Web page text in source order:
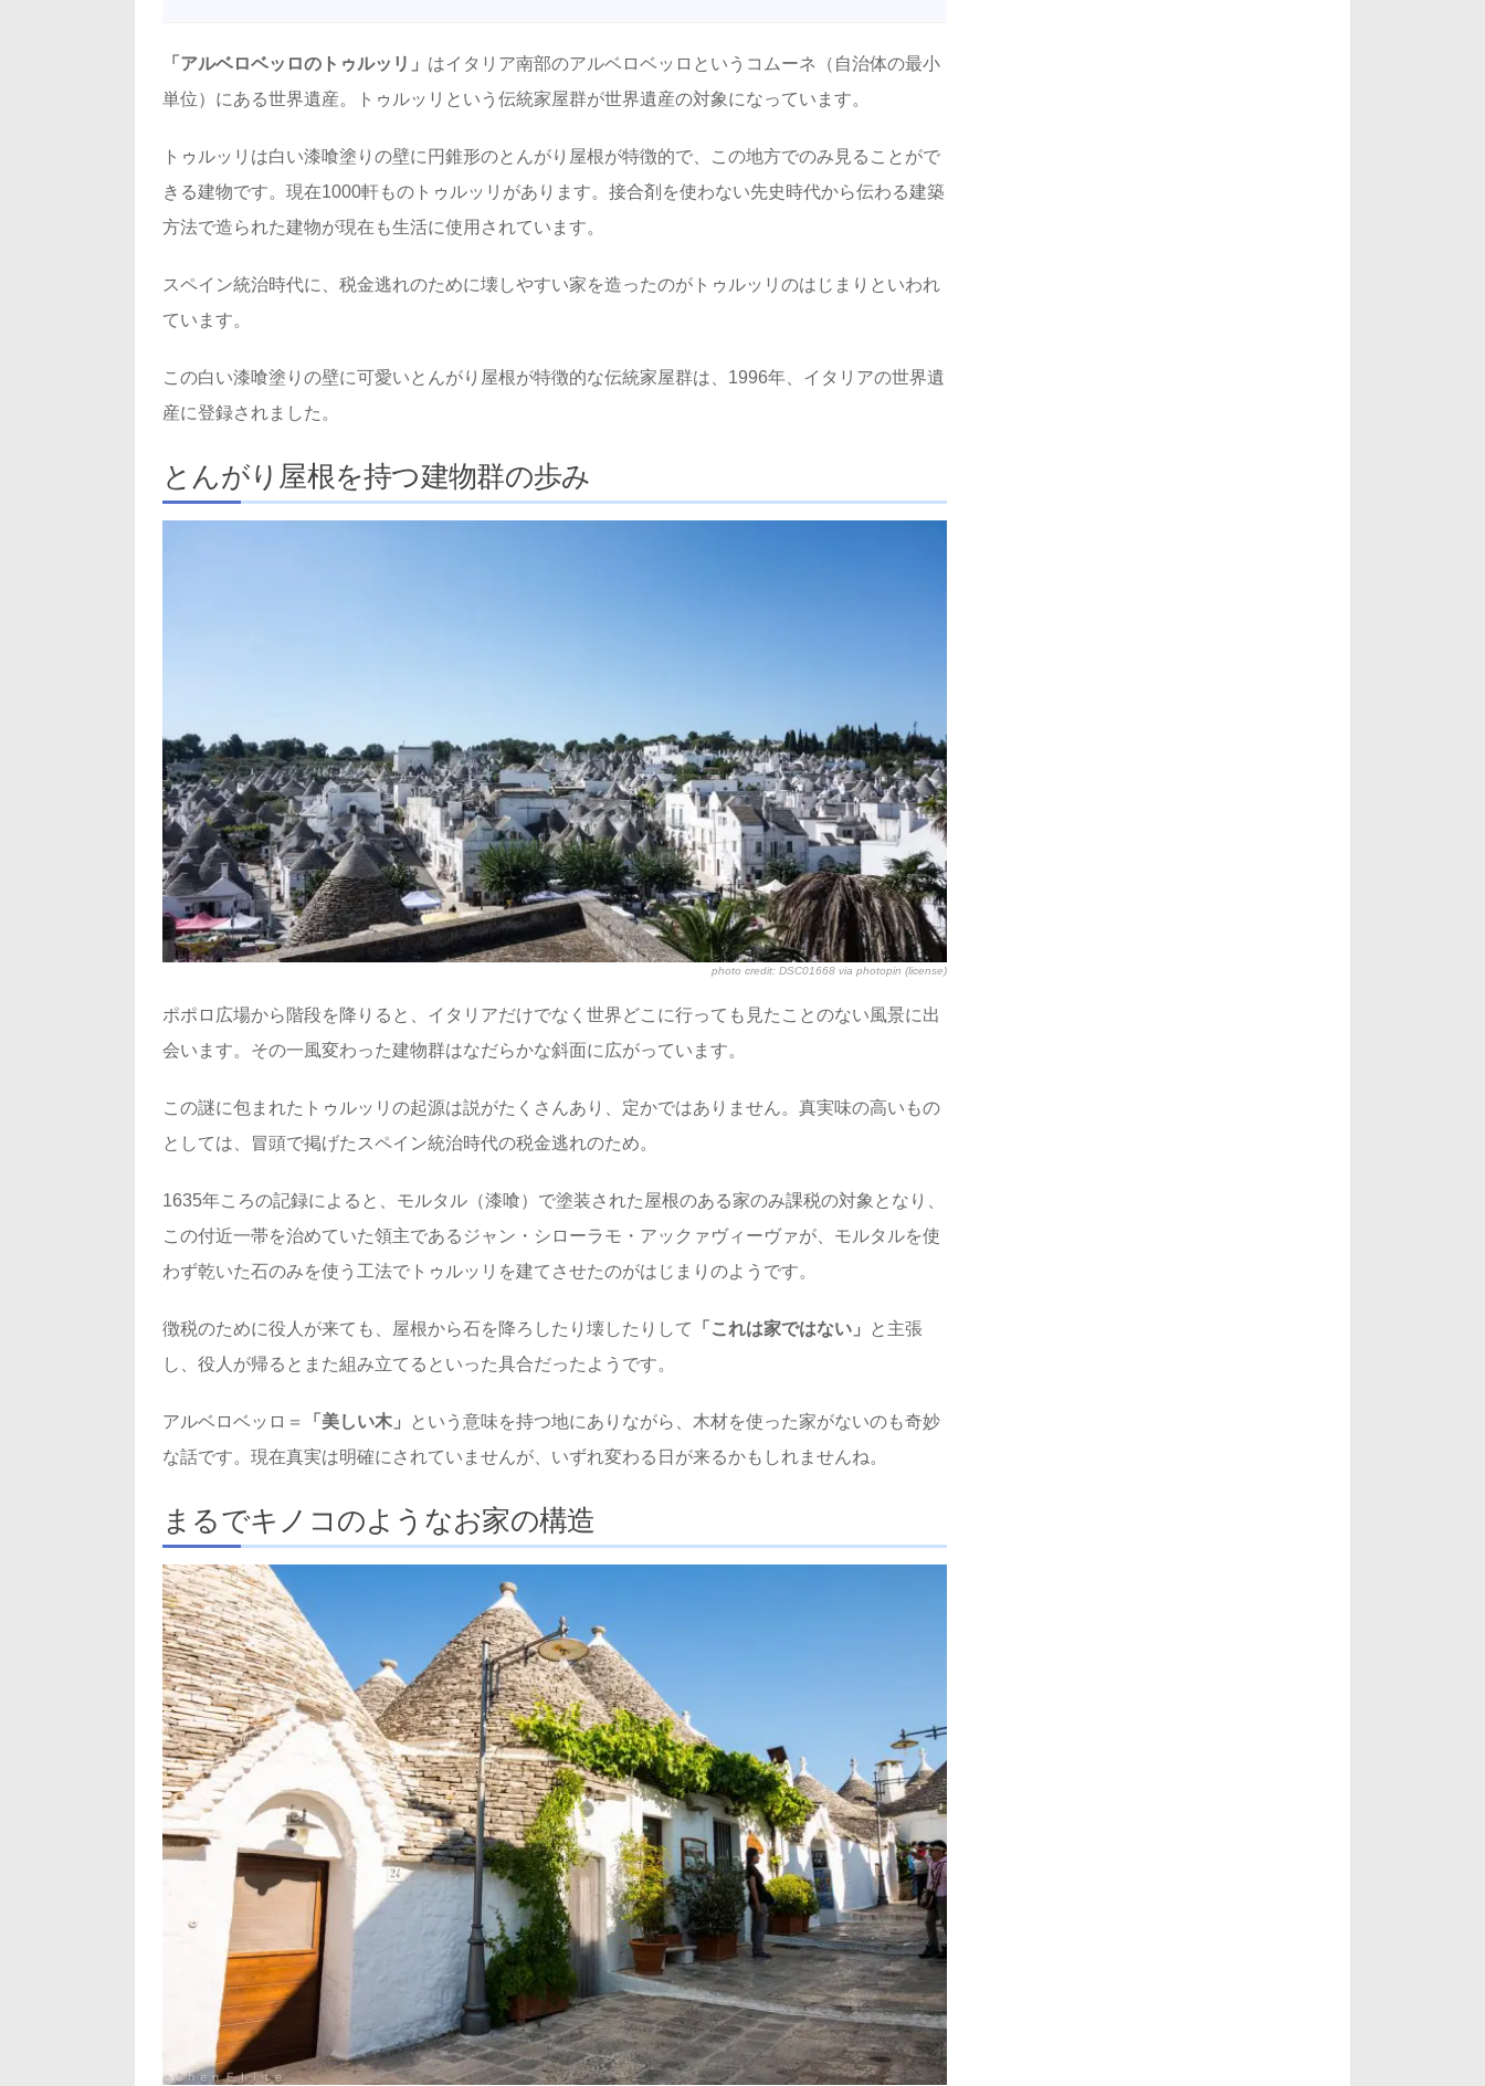
「アルベロベッロのトゥルッリ」 はイタリア南部のアルベロベッロというコムーネ（自治体の最小
単位）にある世界遺産。トゥルッリという伝統家屋群が世界遺産の対象になっています。
トゥルッリは白い漆喰塗りの壁に円錐形のとんがり屋根が特徴的で、この地方でのみ見ることがで
きる建物です。現在1000軒ものトゥルッリがあります。接合剤を使わない先史時代から伝わる建築
方法で造られた建物が現在も生活に使用されています。
スペイン統治時代に、税金逃れのために壊しやすい家を造ったのがトゥルッリのはじまりといわれ
ています。
この白い漆喰塗りの壁に可愛いとんがり屋根が特徴的な伝統家屋群は、1996年、イタリアの世界遺
産に登録されました。
とんがり屋根を持つ建物群の歩み
photo credit: DSC01668 via photopin (license)
ポポロ広場から階段を降りると、イタリアだけでなく世界どこに行っても見たことのない風景に出
会います。その一風変わった建物群はなだらかな斜面に広がっています。
この謎に包まれたトゥルッリの起源は説がたくさんあり、定かではありません。真実味の高いもの
としては、冒頭で掲げたスペイン統治時代の税金逃れのため。
1635年ころの記録によると、モルタル（漆喰）で塗装された屋根のある家のみ課税の対象となり、
この付近一帯を治めていた領主であるジャン・シローラモ・アックァヴィーヴァが、モルタルを使
わず乾いた石のみを使う工法でトゥルッリを建てさせたのがはじまりのようです。
徴税のために役人が来ても、屋根から石を降ろしたり壊したりして 「これは家ではない」
と主張
し、役人が帰るとまた組み立てるといった具合だったようです。
アルベロベッロ＝ 「美しい木」
という意味を持つ地にありながら、木材を使った家がないのも奇妙
な話です。現在真実は明確にされていませんが、いずれ変わる日が来るかもしれませんね。
まるでキノコのようなお家の構造